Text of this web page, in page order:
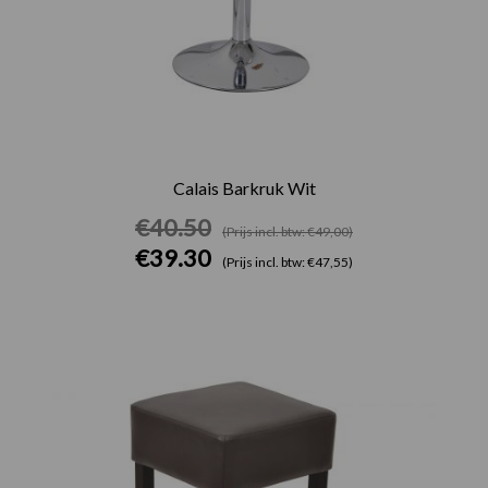
Calais Barkruk Wit
€40.50 (Prijs incl. btw: €49,00)
€39.30 (Prijs incl. btw: €47,55)